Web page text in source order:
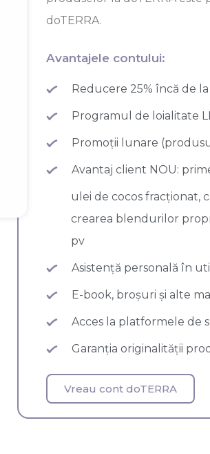
doTERRA.
Avantajele contului:
Reducere 25% încă de
Programul de loialitate
Promoții lunare
Avantaj client NOU:
ulei de cocos fracționat,
crearea blendurilor
pv
Asistență personală în
E-book, broșuri și alte
Acces la platformele de
Garanția originalității
Vreau cont doTERRA